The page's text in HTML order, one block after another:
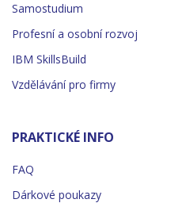
Samostudium
Profesní a osobní rozvoj
IBM SkillsBuild
Vzdělávání pro firmy
PRAKTICKÉ INFO
FAQ
Dárkové poukazy